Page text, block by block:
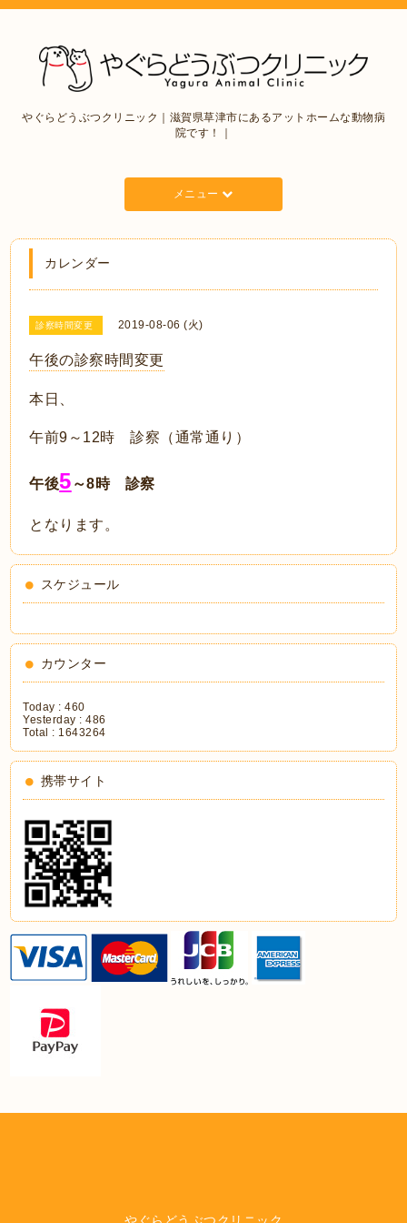
やぐらどうぶつクリニック｜滋賀県草津市にあるアットホームな動物病
院です！｜
メニュー
カレンダー
診察時間変更 2019-08-06 (火)
午後の診察時間変更
本日、
午前9～12時 診察（通常通り）
午後5 ～8時 診察
となります。
スケジュール
カウンター
Today :460
Yesterday :486
Total : 1643264
携帯サイト
やぐらどうぶつクリニック